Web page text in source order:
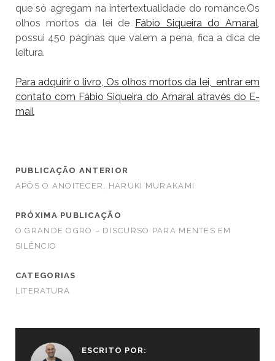
que só agregam na intertextualidade do romance.Os
olhos mortos da lei de Fábio Siqueira do Amaral,
possui 450 páginas que valem a pena, fica a dica de
leitura.
Para adquirir o livro, Os olhos mortos da lei, entrar em
contato com Fábio Siqueira do Amaral através do E-
mail
PUBLICAÇÃO ANTERIOR
APÓS O ANOITECER, HARUKI MURAKAMI
PRÓXIMA PUBLICAÇÃO
O GRANDE OGRO – DISCURSO PARA MENTES EM
SILÊNCIO
CATEGORIAS
LITERATURA
ESCRITO POR: